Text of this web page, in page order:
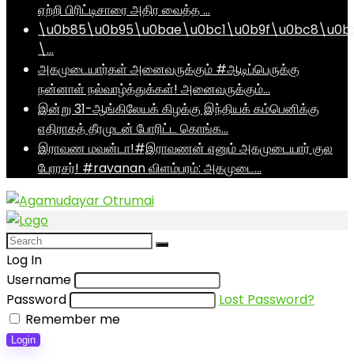
ஏற்றி பிரிட்டிசாரை அதிர வைத்த …
\…
அகமுடையார்கள் அனைவருக்கும் #ஆடிப்பெருக்கு
நன்னாள் நல்வாழ்த்துக்கள்! அனைவருக்கும்…
இன்று 31-ஆங்கிலேயக் கிழக்கு இந்தியக் கம்பெனிக்கு
எதிராகத் தீரமுடன் போரிட்ட கொங்க…
இராவண மவன்டா!#இராவணன் எனும் அகமுடையார் குல
பேரரசர்! #ravanan விளம்பரம்: அகமுடை…
Log In
Username
Password
Lost Password?
Remember me
Login